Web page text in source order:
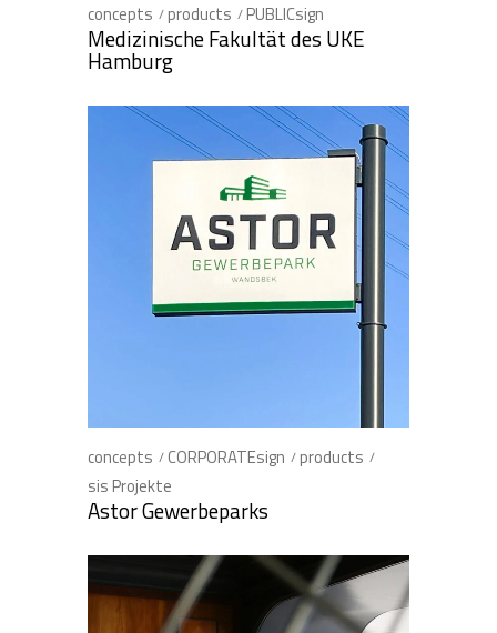
concepts products PUBLICsign
Medizinische Fakultät des UKE
Hamburg
concepts CORPORATEsign
products
sis Projekte
Astor Gewerbeparks